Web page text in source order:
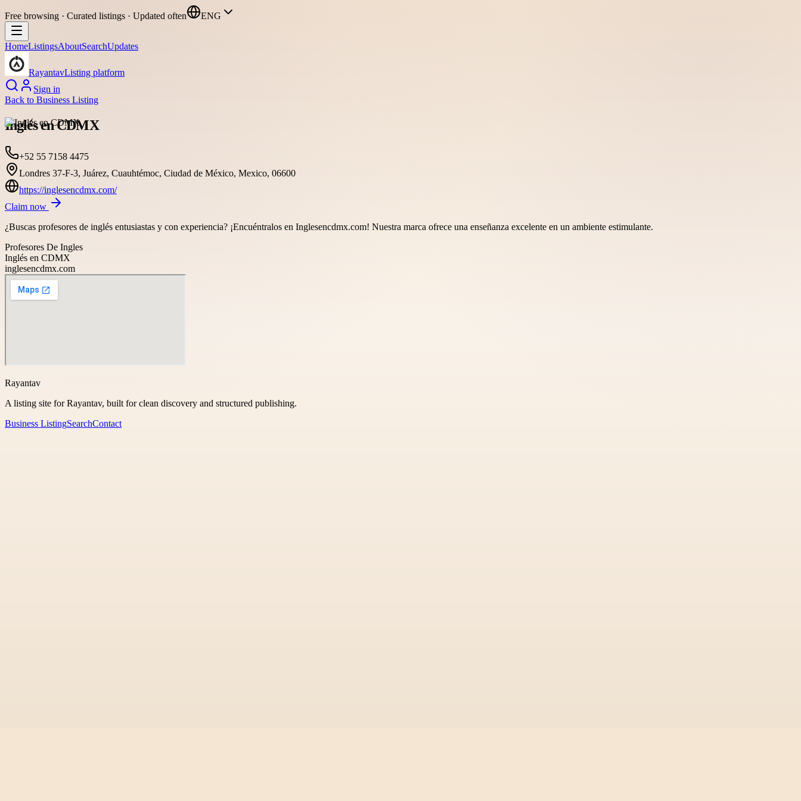
Free browsing · Curated listings · Updated often ENG
HomeListingsAboutSearchUpdates
RayantavListing platform
Sign in
Back to Business Listing
Inglés en CDMX
+52 55 7158 4475
Londres 37-F-3, Juárez, Cuauhtémoc, Ciudad de México, Mexico, 06600
https://inglesencdmx.com/
Claim now
¿Buscas profesores de inglés entusiastas y con experiencia? ¡Encuéntralos en Inglesencdmx.com! Nuestra marca ofrece una enseñanza excelente en un ambiente estimulante.
Profesores De Ingles
Inglés en CDMX
inglesencdmx.com
Rayantav
A listing site for Rayantav, built for clean discovery and structured publishing.
Business ListingSearchContact